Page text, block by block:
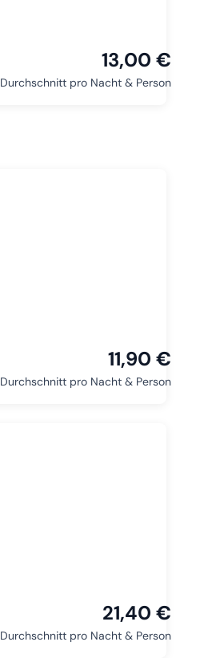
13,00 €
Durchschnitt pro Nacht & Person
11,90 €
Durchschnitt pro Nacht & Person
21,40 €
Durchschnitt pro Nacht & Person